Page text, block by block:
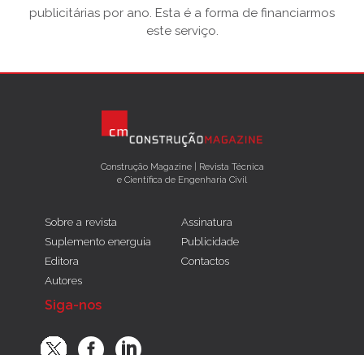
publicitárias por ano. Esta é a forma de financiarmos
este serviço.
Construção Magazine | Revista Técnica
e Científica de Engenharia Civil
Sobre a revista
Suplemento energuia
Editora
Autores
Assinatura
Publicidade
Contactos
Siga-nos